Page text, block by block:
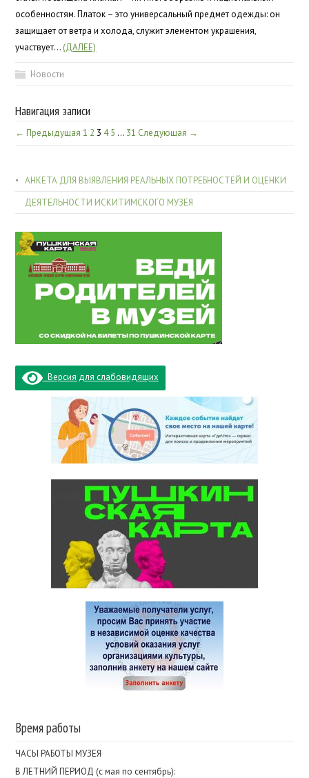
особенностям. Платок – это универсальный предмет одежды: он
защищает от ветра и холода, служит элементом украшения,
участвует… (ДАЛЕЕ)
Новости
Навигация записи
← Предыдущая 1 2 3 4 5 … 31 Следующая →
АНКЕТА ДЛЯ ВЫЯВЛЕНИЯ РЕАЛЬНЫХ ПОТРЕБНОСТЕЙ И ОЦЕНКИ
ДЕЯТЕЛЬНОСТИ ИСКИТИМСКОГО МУЗЕЯ
Версия для слабовидящих
Время работы
ЧАСЫ РАБОТЫ МУЗЕЯ
В ЛЕТНИЙ ПЕРИОД (с мая по сентябрь):